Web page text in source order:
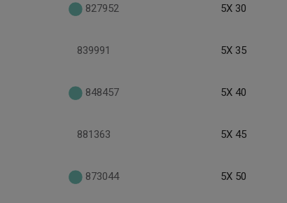
827952 5X 30
839991 5X 35
848457 5X 40
881363 5X 45
873044 5X 50